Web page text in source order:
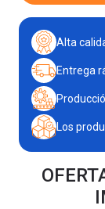
Alta
Entrega
Los